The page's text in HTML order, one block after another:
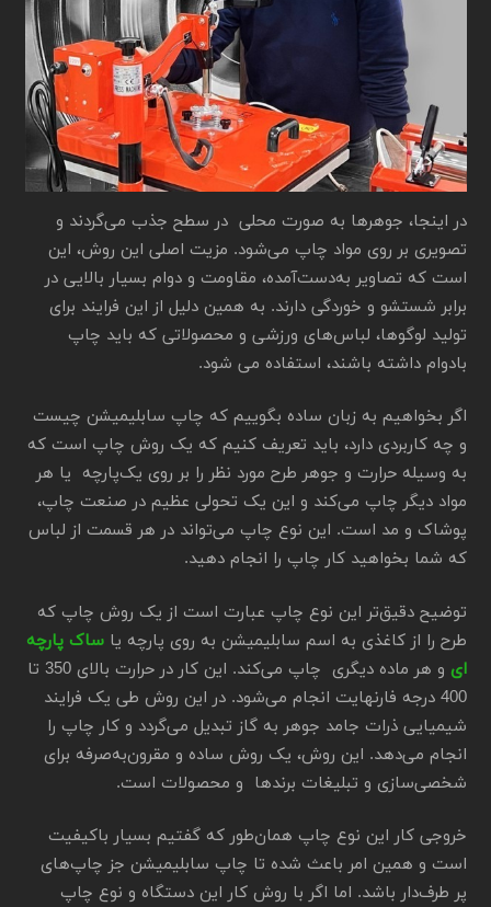
در اینجا، جوهرها به صورت محلی در سطح جذب می‌گردند و
تصویری بر روی مواد چاپ می‌شود. مزیت اصلی این روش، این
است که تصاویر به‌دست‌آمده، مقاومت و دوام بسیار بالایی در
برابر شستشو و خوردگی دارند. به همین دلیل از این فرایند برای
تولید لوگوها، لباس‌های ورزشی و محصولاتی که باید چاپ
بادوام داشته باشند، استفاده می شود.
اگر بخواهیم به زبان ساده بگوییم که چاپ سابلیمیشن چیست
و چه کاربردی دارد، باید تعریف کنیم که یک روش چاپ است که
به وسیله حرارت و جوهر طرح مورد نظر را بر روی یک‌پارچه یا هر
مواد دیگر چاپ می‌کند و این یک تحولی عظیم در صنعت چاپ،
پوشاک و مد است. این نوع چاپ می‌تواند در هر قسمت از لباس
که شما بخواهید کار چاپ را انجام دهید.
توضیح دقیق‌تر این نوع چاپ عبارت است از یک روش چاپ که
طرح را از کاغذی به اسم سابلیمیشن به روی پارچه یاساک پارچه
ای
و هر ماده دیگری چاپ می‌کند. این کار در حرارت بالای 350 تا
400 درجه فارنهایت انجام می‌شود. در این روش طی یک فرایند
شیمیایی ذرات جامد جوهر به گاز تبدیل می‌گردد و کار چاپ را
انجام می‌دهد. این روش، یک روش ساده و مقرون‌به‌صرفه برای
شخصی‌سازی و تبلیغات برندها و محصولات است.
خروجی کار این نوع چاپ همان‌طور که گفتیم بسیار باکیفیت
است و همین امر باعث شده تا چاپ سابلیمیشن جز چاپ‌های
پر طرف‌دار باشد. اما اگر با روش کار این دستگاه و نوع چاپ